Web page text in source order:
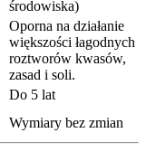
środowiska)
Oporna na działanie
większości łagodnych
roztworów kwasów,
zasad i soli.
Do 5 lat
Wymiary bez zmian